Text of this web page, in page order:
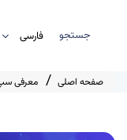
جستجو
صفحه اصلی معرفی